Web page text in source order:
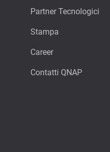
Partner Tecnologici
Stampa
Career
Contatti QNAP